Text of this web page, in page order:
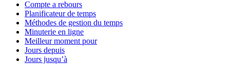
Compte a rebours
Planificateur de temps
Méthodes de gestion du temps
Minuterie en ligne
Meilleur moment pour
Jours depuis
Jours jusqu’à